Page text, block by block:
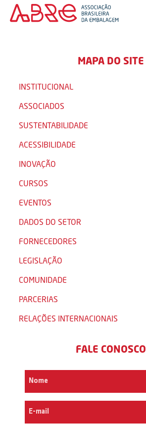
MAPA DO SITE
INSTITUCIONAL
ASSOCIADOS
SUSTENTABILIDADE
ACESSIBILIDADE
INOVAÇÃO
CURSOS
EVENTOS
DADOS DO SETOR
FORNECEDORES
LEGISLAÇÃO
COMUNIDADE
PARCERIAS
RELAÇÕES INTERNACIONAIS
FALE CONOSCO